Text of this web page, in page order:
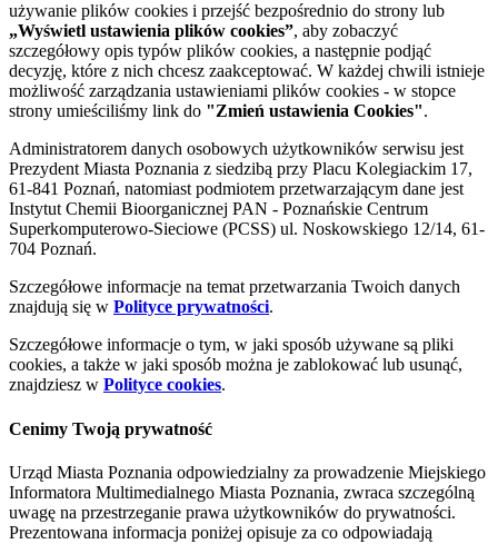
używanie plików cookies i przejść bezpośrednio do strony lub
„Wyświetl ustawienia plików cookies”, aby zobaczyć
szczegółowy opis typów plików cookies, a następnie podjąć
decyzję, które z nich chcesz zaakceptować. W każdej chwili istnieje
możliwość zarządzania ustawieniami plików cookies - w stopce
strony umieściliśmy link do "Zmień ustawienia Cookies".
Administratorem danych osobowych użytkowników serwisu jest
Prezydent Miasta Poznania z siedzibą przy Placu Kolegiackim 17,
61-841 Poznań, natomiast podmiotem przetwarzającym dane jest
Instytut Chemii Bioorganicznej PAN - Poznańskie Centrum
Superkomputerowo-Sieciowe (PCSS) ul. Noskowskiego 12/14, 61-
704 Poznań.
Szczegółowe informacje na temat przetwarzania Twoich danych
znajdują się w Polityce prywatności.
Szczegółowe informacje o tym, w jaki sposób używane są pliki
cookies, a także w jaki sposób można je zablokować lub usunąć,
znajdziesz w Polityce cookies.
Cenimy Twoją prywatność
Urząd Miasta Poznania odpowiedzialny za prowadzenie Miejskiego
Informatora Multimedialnego Miasta Poznania, zwraca szczególną
uwagę na przestrzeganie prawa użytkowników do prywatności.
Prezentowana informacja poniżej opisuje za co odpowiadają